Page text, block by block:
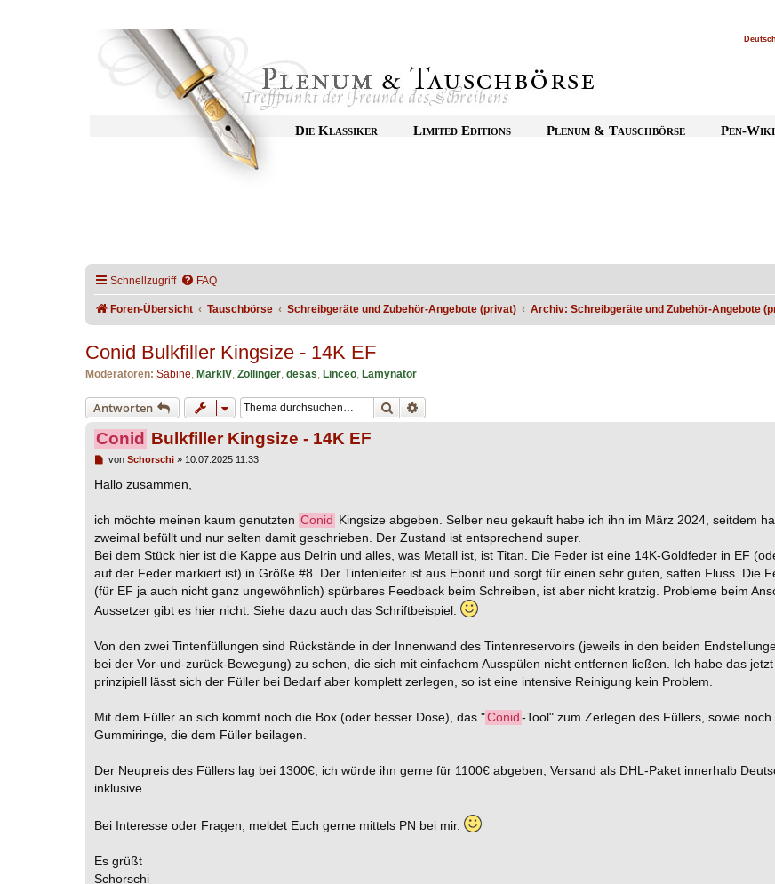
Deutsch
Die Klassiker Limited Editions Plenum & Tauschbörse Pen-Wiki
Schnellzugriff FAQ
Foren-Übersicht Tauschbörse Schreibgeräte und Zubehör-Angebote (privat) Archiv: Schreibgeräte und Zubehör-Angebote
Conid Bulkfiller Kingsize - 14K EF
Moderatoren: Sabine, MarkIV, Zollinger, desas, Linceo, Lamynator
Antworten Suche
Conid Bulkfiller Kingsize - 14K EF
B
i
a
g
von Schorschi» 10.07.2025 11:33
Hallo zusammen,
ich möchte meinen kaum genutzten Conid Kingsize abgeben. Selber neu gekauft habe ich ihn im März 2024, seitdem
zweimal befüllt und nur selten damit geschrieben. Der Zustand ist entsprechend super.
Bei dem Stück hier ist die Kappe aus Delrin und alles, was Metall ist, ist Titan. Die Feder ist eine 14K-Goldfeder in EF
auf der Feder markiert ist) in Größe #8. Der Tintenleiter ist aus Ebonit und sorgt für einen sehr guten, satten Fluss. Die
(für EF ja auch nicht ganz ungewöhnlich) spürbares Feedback beim Schreiben, ist aber nicht kratzig. Probleme beim
Aussetzer gibt es hier nicht. Siehe dazu auch das Schriftbeispiel.
Von den zwei Tintenfüllungen sind Rückstände in der Innenwand des Tintenreservoirs (jeweils in den beiden
bei der Vor-und-zurück-Bewegung) zu sehen, die sich mit einfachem Ausspülen nicht entfernen ließen. Ich habe das
prinzipiell lässt sich der Füller bei Bedarf aber komplett zerlegen, so ist eine intensive Reinigung kein Problem.
Mit dem Füller an sich kommt noch die Box (oder besser Dose), das "Conid-Tool" zum Zerlegen des Füllers, sowie noch
Gummiringe, die dem Füller beilagen.
Der Neupreis des Füllers lag bei 1300€, ich würde ihn gerne für 1100€ abgeben, Versand als DHL-Paket innerhalb
inklusive.
Bei Interesse oder Fragen, meldet Euch gerne mittels PN bei mir.
Es grüßt
Schorschi